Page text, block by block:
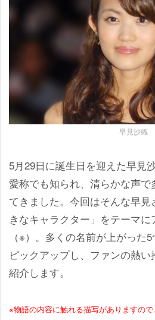
早見沙織
5月29日に誕生日を迎えた早見
愛称でも知られ、清らかな声
てきました。今回はそんな早
きなキャラクター」をテーマ
（※）。多くの名前が上がった
ピックアップし、ファンの熱
紹介します。
※物語の内容に触れる描写がありますの